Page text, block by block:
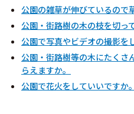
公園の雑草が伸びているので
公園・街路樹の木の枝を切っ
公園で写真やビデオの撮影を
公園・街路樹等の木にたくさ
らえますか。
公園で花火をしていいですか。